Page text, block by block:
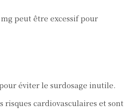
peut être excessif pour
éviter le surdosage inutile.
risques cardiovasculaires et sont